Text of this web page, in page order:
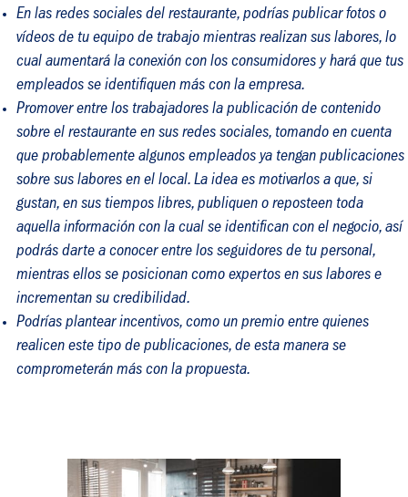
En las redes sociales del restaurante, podrías publicar fotos o
vídeos de tu equipo de trabajo mientras realizan sus labores, lo
cual aumentará la conexión con los consumidores y hará que tus
empleados se identifiquen más con la empresa.
Promover entre los trabajadores la publicación de contenido
sobre el restaurante en sus redes sociales, tomando en cuenta
que probablemente algunos empleados ya tengan publicaciones
sobre sus labores en el local. La idea es motivarlos a que, si
gustan, en sus tiempos libres, publiquen o reposteen toda
aquella información con la cual se identifican con el negocio, así
podrás darte a conocer entre los seguidores de tu personal,
mientras ellos se posicionan como expertos en sus labores e
incrementan su credibilidad.
Podrías plantear incentivos, como un premio entre quienes
realicen este tipo de publicaciones, de esta manera se
comprometerán más con la propuesta.